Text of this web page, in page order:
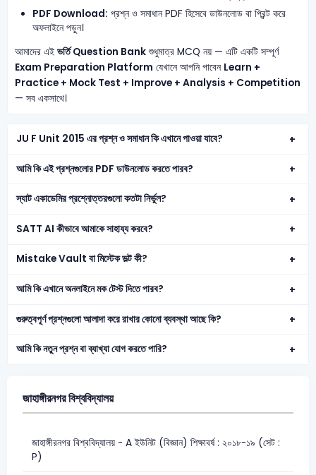
PDF Download: প্রশ্ন ও সমাধান PDF হিসেবে ডাউনলোড বা প্রিন্ট করে
অফলাইনে পড়ুন।
আমাদের এই ভর্তি Question Bankশুধুমাত্র MCQ নয় — এটি একটি সম্পূর্ণ
Exam Preparation Platform যেখানে আপনি পাবেন Learn +
Practice + Mock Test + Improve + Analysis + Competition
— সব একসাথে।
JU F Unit 2015 এর প্রশ্ন ও সমাধান কি এখানে পাওয়া যাবে?
আমি কি এই প্রশ্নগুলোর PDF ডাউনলোড করতে পারব?
স্যাট একাডেমির প্রশ্নোত্তরগুলো কতটা নির্ভুল?
SATT AI কীভাবে আমাকে সাহায্য করবে?
Mistake Vault বা মিস্টেক ভল্ট কী?
আমি কি এখানে অনলাইনে মক টেস্ট দিতে পারব?
গুরুত্বপূর্ণ প্রশ্নগুলো আলাদা করে রাখার কোনো ব্যবস্থা আছে কি?
আমি কি নতুন প্রশ্ন বা ব্যাখ্যা যোগ করতে পারি?
জাহাঙ্গীরনগর বিশ্ববিদ্যালয়
জাহাঙ্গীরনগর বিশ্ববিদ্যালয় - A ইউনিট (বিজ্ঞান) শিক্ষাবর্ষ : ২০১৮-১৯ (সেট :
P)